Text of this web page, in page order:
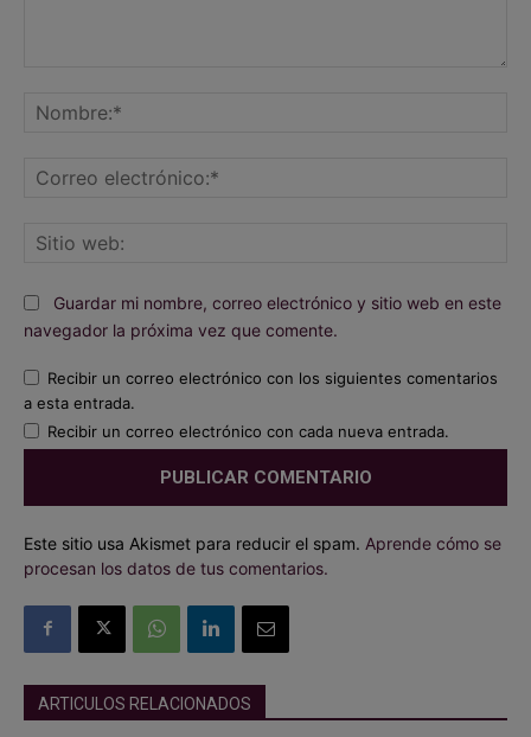
Guardar mi nombre, correo electrónico y sitio web en este
navegador la próxima vez que comente.
Recibir un correo electrónico con los siguientes comentarios
a esta entrada.
Recibir un correo electrónico con cada nueva entrada.
Este sitio usa Akismet para reducir el spam. Aprende cómo se
procesan los datos de tus comentarios.
ARTICULOS RELACIONADOS